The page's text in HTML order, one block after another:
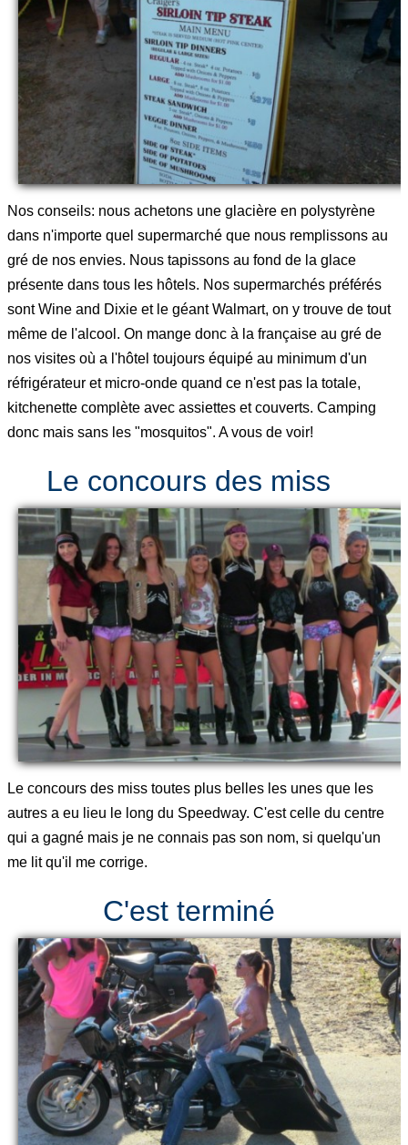
Nos conseils: nous achetons une glacière en polystyrène
dans n'importe quel supermarché que nous remplissons au
gré de nos envies. Nous tapissons au fond de la glace
présente dans tous les hôtels. Nos supermarchés préférés
sont Wine and Dixie et le géant Walmart, on y trouve de tout
même de l'alcool. On mange donc à la française au gré de
nos visites où a l'hôtel toujours équipé au minimum d'un
réfrigérateur et micro-onde quand ce n'est pas la totale,
kitchenette complète avec assiettes et couverts. Camping
donc mais sans les "mosquitos". A vous de voir!
Le concours des miss
Le concours des miss toutes plus belles les unes que les
autres a eu lieu le long du Speedway. C'est celle du centre
qui a gagné mais je ne connais pas son nom, si quelqu'un
me lit qu'il me corrige.
C'est terminé